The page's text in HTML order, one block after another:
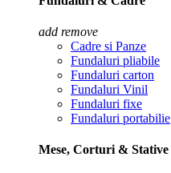
add remove
Cadre si Panze
Fundaluri pliabile
Fundaluri carton
Fundaluri Vinil
Fundaluri fixe
Fundaluri portabilie
Mese, Corturi & Stative